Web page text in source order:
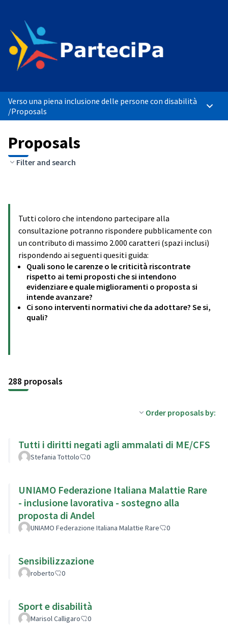
Verso una piena inclusione delle persone con disabilità
/Proposals Main
Proposals
Filter and search
Tutti coloro che intendono partecipare alla
consultazione potranno rispondere pubblicamente con
un contributo di massimo 2.000 caratteri (spazi inclusi)
rispondendo ai seguenti quesiti guida:
Quali sono le carenze o le criticità riscontrate
rispetto ai temi proposti che si intendono
evidenziare e quale miglioramenti o proposta si
intende avanzare?
Ci sono interventi normativi che da adottare? Se si,
quali?
288 proposals
Order proposals by:
Tutti i diritti negati agli ammalati di ME/CFS
Stefania Tottolo 0
UNIAMO Federazione Italiana Malattie Rare
- inclusione lavorativa - sostegno alla
proposta di Andel
UNIAMO Federazione Italiana Malattie Rare 0
Sensibilizzazione
roberto 0
Sport e disabilità
Marisol Calligaro 0